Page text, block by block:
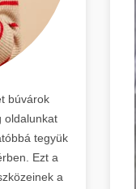
búvárok
oldalunkat
tegyük
Ezt a
a